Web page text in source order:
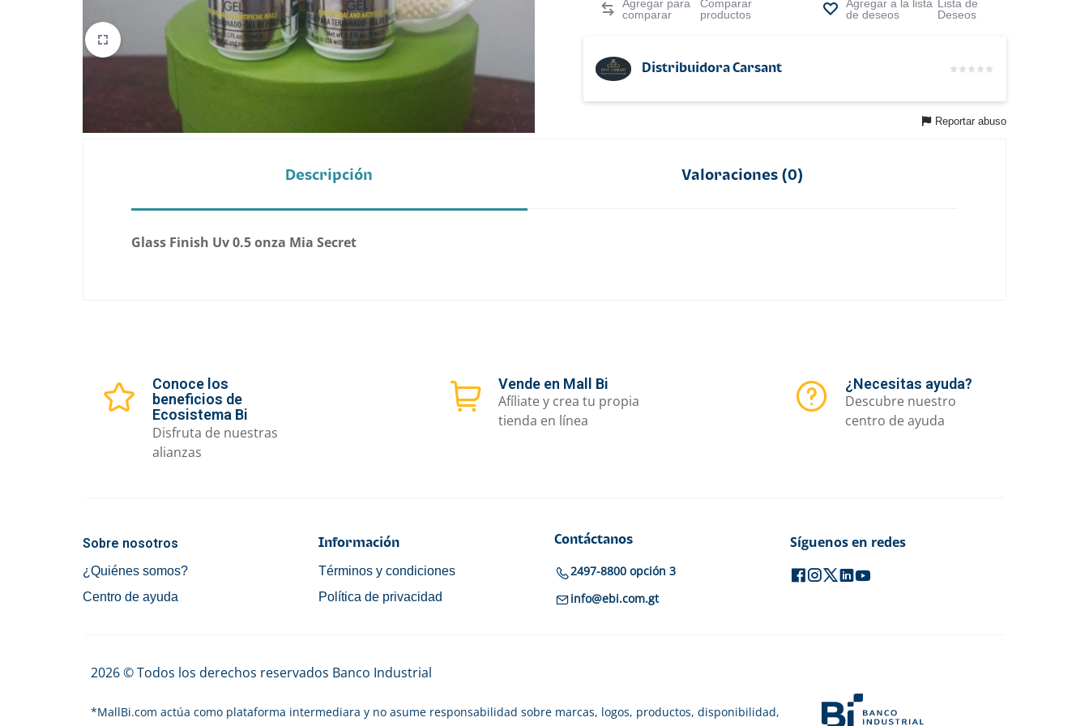
Belleza
Electrónicos y Accesorios
Hogar y Cocina
Comparar
productos
Lista de
Deseos
Distribuidora Carsant
Reportar abuso
Descripción Valoraciones (0)
Glass Finish Uv 0.5 onza Mia Secret
Conoce los
beneficios de
Ecosistema Bi
Disfruta de nuestras
alianzas
Vende en Mall Bi
Afíliate y crea tu propia
tienda en línea
¿Necesitas ayuda?
Descubre nuestro
centro de ayuda
Sobre nosotros
¿Quiénes somos?
Centro de ayuda
Información
Términos y condiciones
Política de privacidad
Contáctanos
2497-8800 opción 3
info@ebi.com.gt
Síguenos en redes
2026 © Todos los derechos reservados Banco Industrial
*MallBi.com actúa como plataforma intermediara y no asume responsabilidad sobre marcas, logos, productos, disponibilidad,